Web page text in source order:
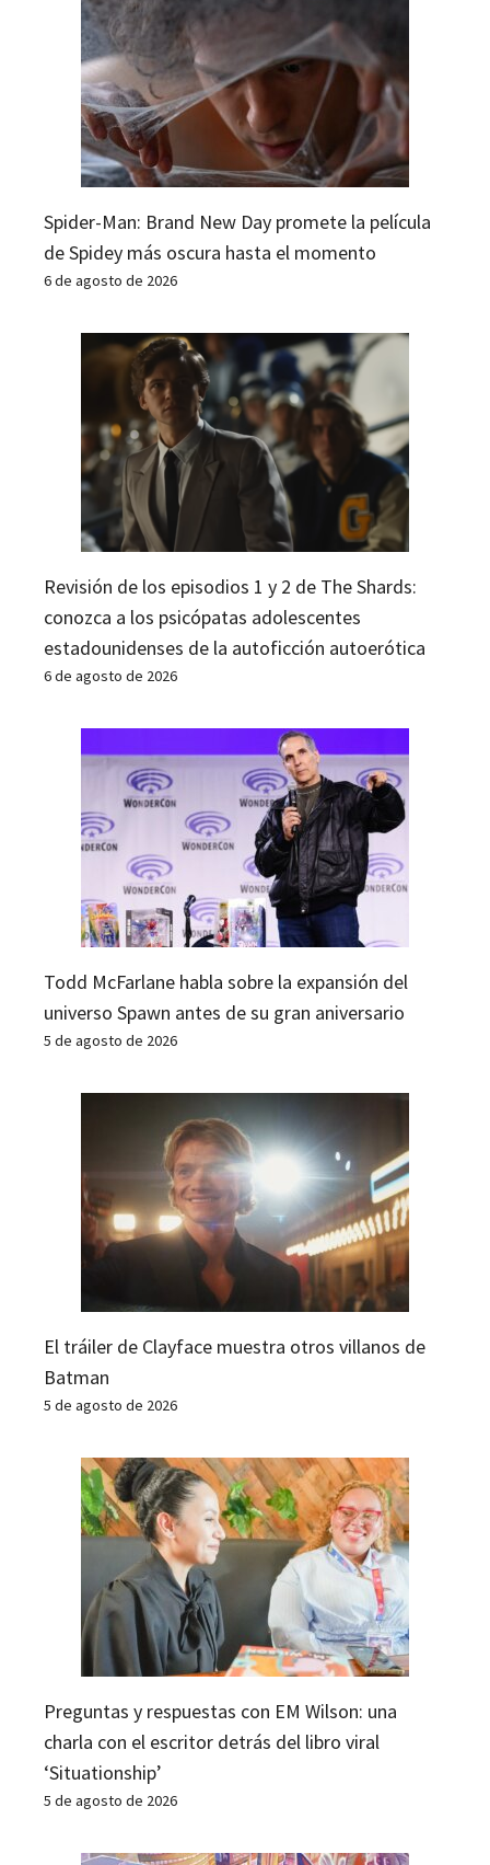
Spider-Man: Brand New Day promete la película
de Spidey más oscura hasta el momento
6 de agosto de 2026
Revisión de los episodios 1 y 2 de The Shards:
conozca a los psicópatas adolescentes
estadounidenses de la autoficción autoerótica
6 de agosto de 2026
Todd McFarlane habla sobre la expansión del
universo Spawn antes de su gran aniversario
5 de agosto de 2026
El tráiler de Clayface muestra otros villanos de
Batman
5 de agosto de 2026
Preguntas y respuestas con EM Wilson: una
charla con el escritor detrás del libro viral
‘Situationship’
5 de agosto de 2026